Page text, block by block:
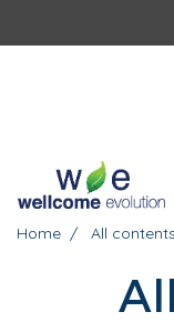
Home All contents